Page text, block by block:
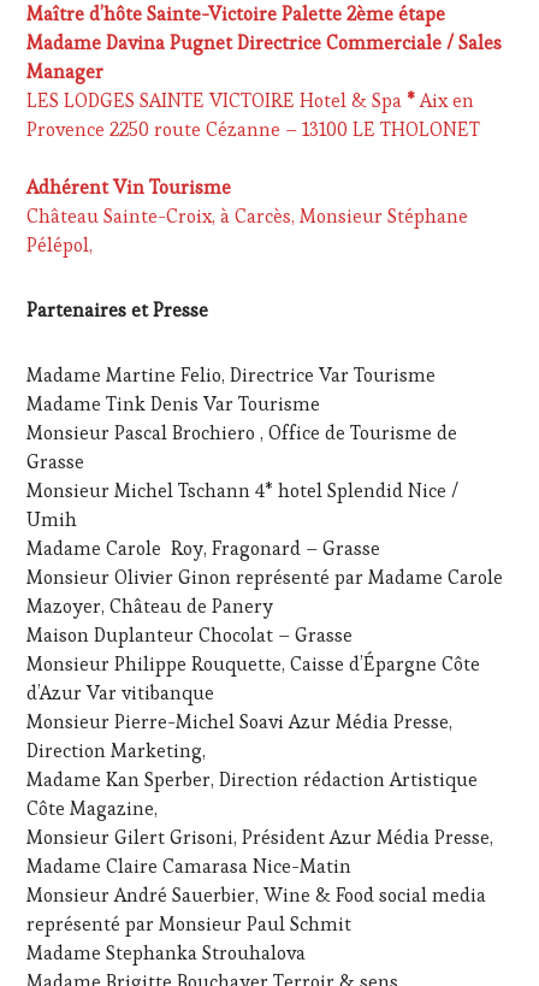
Maître d’hôte Sainte-Victoire Palette 2ème étape
Madame Davina Pugnet Directrice Commerciale / Sales
Manager
LES LODGES SAINTE VICTOIRE Hotel & Spa *Aix en
Provence 2250 route Cézanne – 13100 LE THOLONET
Adhérent Vin Tourisme
Château Sainte-Croix, à Carcès, Monsieur Stéphane
Pélépol,
Partenaires et Presse
Madame Martine Felio, Directrice Var Tourisme
Madame Tink Denis Var Tourisme
Monsieur Pascal Brochiero , Office de Tourisme de
Grasse
Monsieur Michel Tschann 4* hotel Splendid Nice /
Umih
Madame Carole Roy, Fragonard – Grasse
Monsieur Olivier Ginon représenté par Madame Carole
Mazoyer, Château de Panery
Maison Duplanteur Chocolat – Grasse
Monsieur Philippe Rouquette, Caisse d’Épargne Côte
d’Azur Var vitibanque
Monsieur Pierre-Michel Soavi Azur Média Presse,
Direction Marketing,
Madame Kan Sperber, Direction rédaction Artistique
Côte Magazine,
Monsieur Gilert Grisoni, Président Azur Média Presse,
Madame Claire Camarasa Nice-Matin
Monsieur André Sauerbier, Wine & Food social media
représenté par Monsieur Paul Schmit
Madame Stephanka Strouhalova